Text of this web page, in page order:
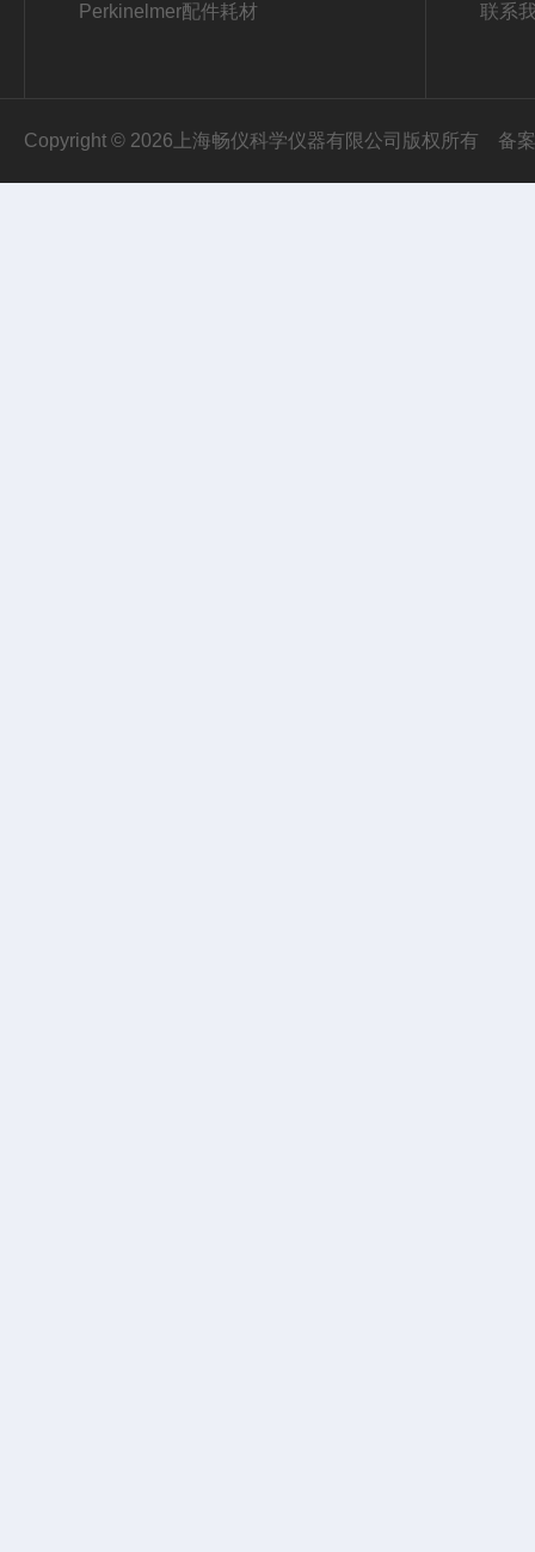
Perkinelmer配件耗材 联系
Copyright © 2026上海畅仪科学仪器有限公司版权所有 备